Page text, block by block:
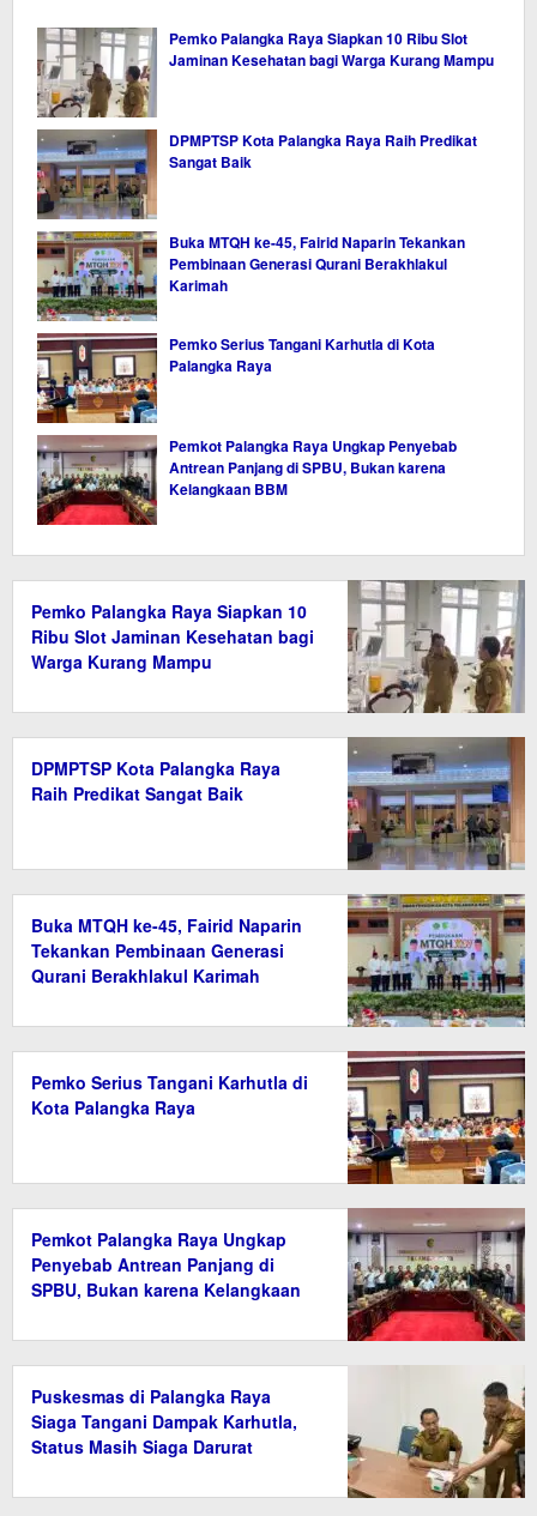
Pemko Palangka Raya Siapkan 10 Ribu Slot
Jaminan Kesehatan bagi Warga Kurang Mampu
DPMPTSP Kota Palangka Raya Raih Predikat
Sangat Baik
Buka MTQH ke-45, Fairid Naparin Tekankan
Pembinaan Generasi Qurani Berakhlakul
Karimah
Pemko Serius Tangani Karhutla di Kota
Palangka Raya
Pemkot Palangka Raya Ungkap Penyebab
Antrean Panjang di SPBU, Bukan karena
Kelangkaan BBM
Pemko Palangka Raya Siapkan 10
Ribu Slot Jaminan Kesehatan bagi
Warga Kurang Mampu
DPMPTSP Kota Palangka Raya
Raih Predikat Sangat Baik
Buka MTQH ke-45, Fairid Naparin
Tekankan Pembinaan Generasi
Qurani Berakhlakul Karimah
Pemko Serius Tangani Karhutla di
Kota Palangka Raya
Pemkot Palangka Raya Ungkap
Penyebab Antrean Panjang di
SPBU, Bukan karena Kelangkaan
Puskesmas di Palangka Raya
Siaga Tangani Dampak Karhutla,
Status Masih Siaga Darurat